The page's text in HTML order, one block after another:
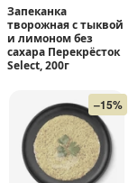
Запеканка
творожная с тыквой
и лимоном без
сахара Перекрёсток
Select, 200г
–15%